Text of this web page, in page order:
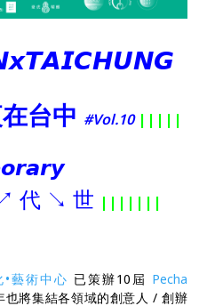
台中 #Vol.10 |||||
代 ↘︎ 世 |||||||
•藝術中心 已策辦10屆 Pecha
也將集結各領域的創意人 / 創辦